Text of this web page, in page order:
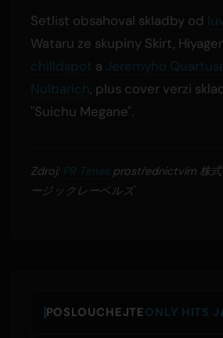
Setlist obsahoval skladby od
Wataru ze skupiny Skirt,
chilldspot a Jeremyho
Nulbarich, plus cover verzi
"Suichu Megane".
Zdroj: PR Timesprostřednictvím 株式
ージックレーベルズ
POSLOUCHEJTEONLY HITS